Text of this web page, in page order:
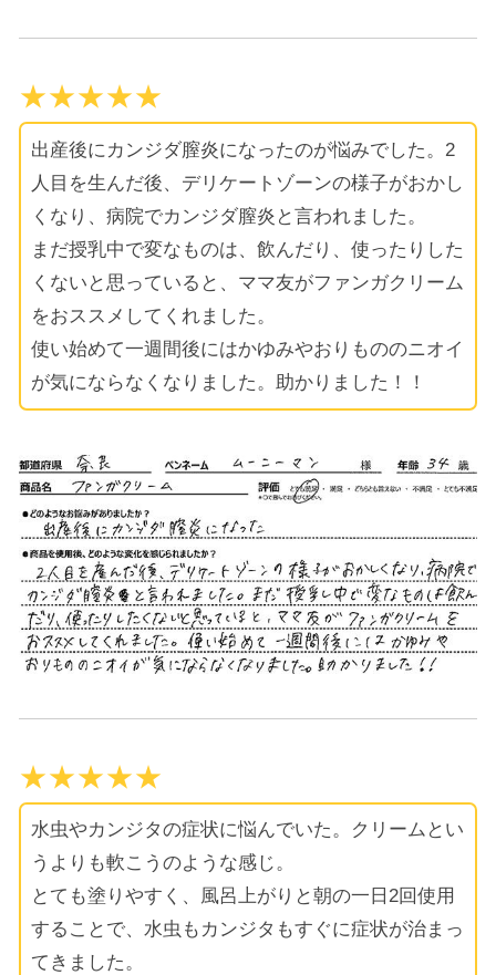
★★★★★
出産後にカンジダ膣炎になったのが悩みでした。2
人目を生んだ後、デリケートゾーンの様子がおかし
くなり、病院でカンジダ膣炎と言われました。
まだ授乳中で変なものは、飲んだり、使ったりした
くないと思っていると、ママ友がファンガクリーム
をおススメしてくれました。
使い始めて一週間後にはかゆみやおりもののニオイ
が気にならなくなりました。助かりました！！
★★★★★
水虫やカンジタの症状に悩んでいた。クリームとい
うよりも軟こうのような感じ。
とても塗りやすく、風呂上がりと朝の一日2回使用
することで、水虫もカンジタもすぐに症状が治まっ
てきました。